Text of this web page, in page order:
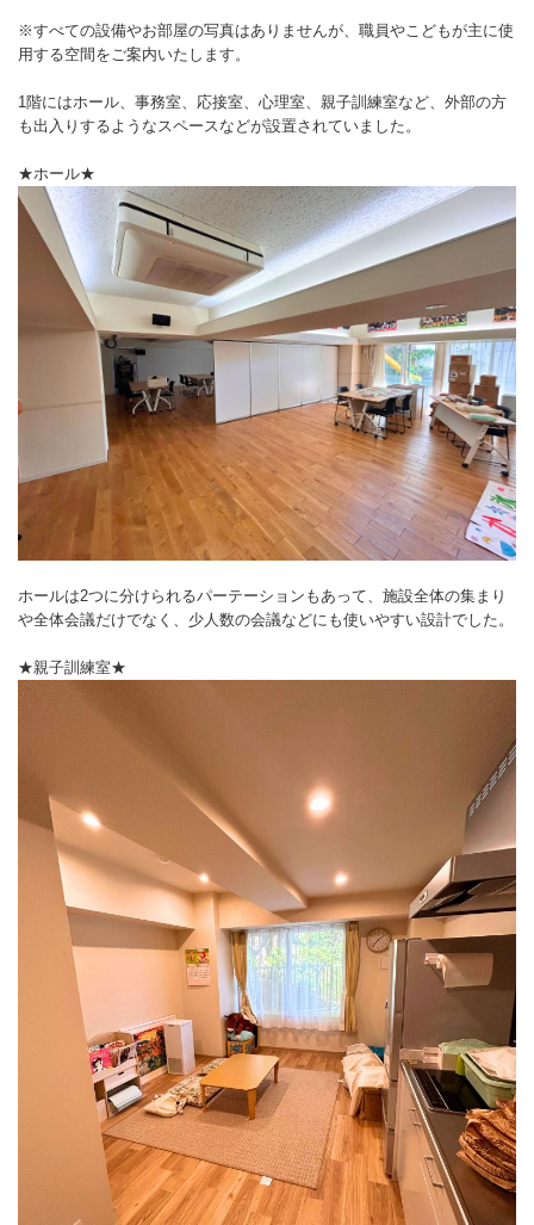
※すべての設備やお部屋の写真はありませんが、職員やこどもが主に使
用する空間をご案内いたします。
1階にはホール、事務室、応接室、心理室、親子訓練室など、外部の方
も出入りするようなスペースなどが設置されていました。
★ホール★
ホールは2つに分けられるパーテーションもあって、施設全体の集まり
や全体会議だけでなく、少人数の会議などにも使いやすい設計でした。
★親子訓練室★